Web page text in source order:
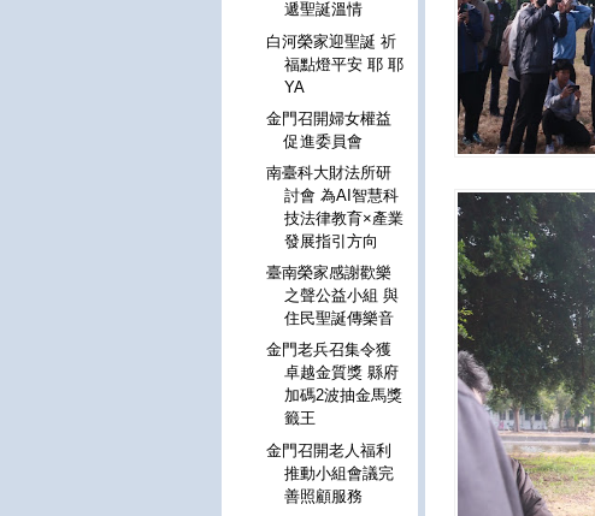
遞聖誕溫情
白河榮家迎聖誕 祈
福點燈平安 耶 耶
YA
金門召開婦女權益
促進委員會
南臺科大財法所研
討會 為AI智慧科
技法律教育×產業
發展指引方向
臺南榮家感謝歡樂
之聲公益小組 與
住民聖誕傳樂音
金門老兵召集令獲
卓越金質獎 縣府
加碼2波抽金馬獎
籤王
金門召開老人福利
推動小組會議完
善照顧服務